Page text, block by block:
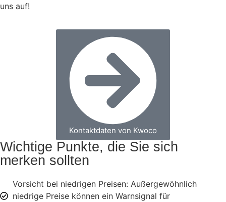
uns auf!
Kontaktdaten von Kwoco
Wichtige Punkte, die Sie sich
merken sollten
Vorsicht bei niedrigen Preisen: Außergewöhnlich
niedrige Preise können ein Warnsignal für